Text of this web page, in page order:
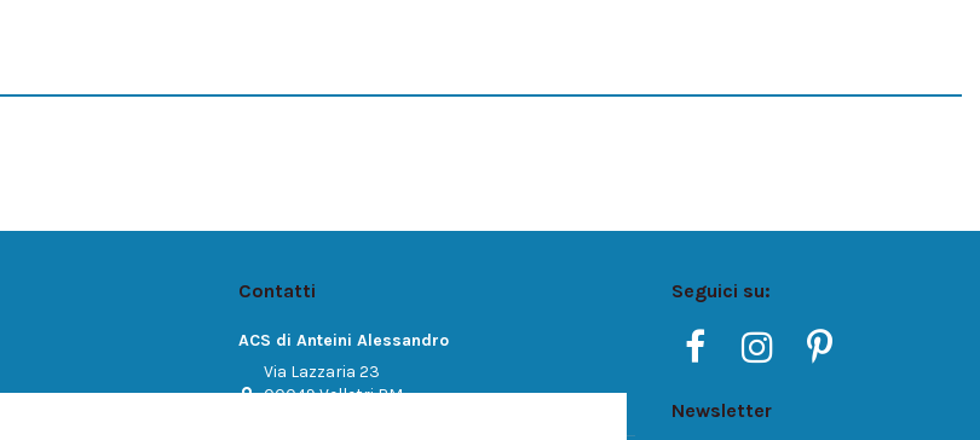
Contatti
ACS di Anteini Alessandro
Via Lazzaria 23
00049 Velletri RM
Seguici su:
Newsletter